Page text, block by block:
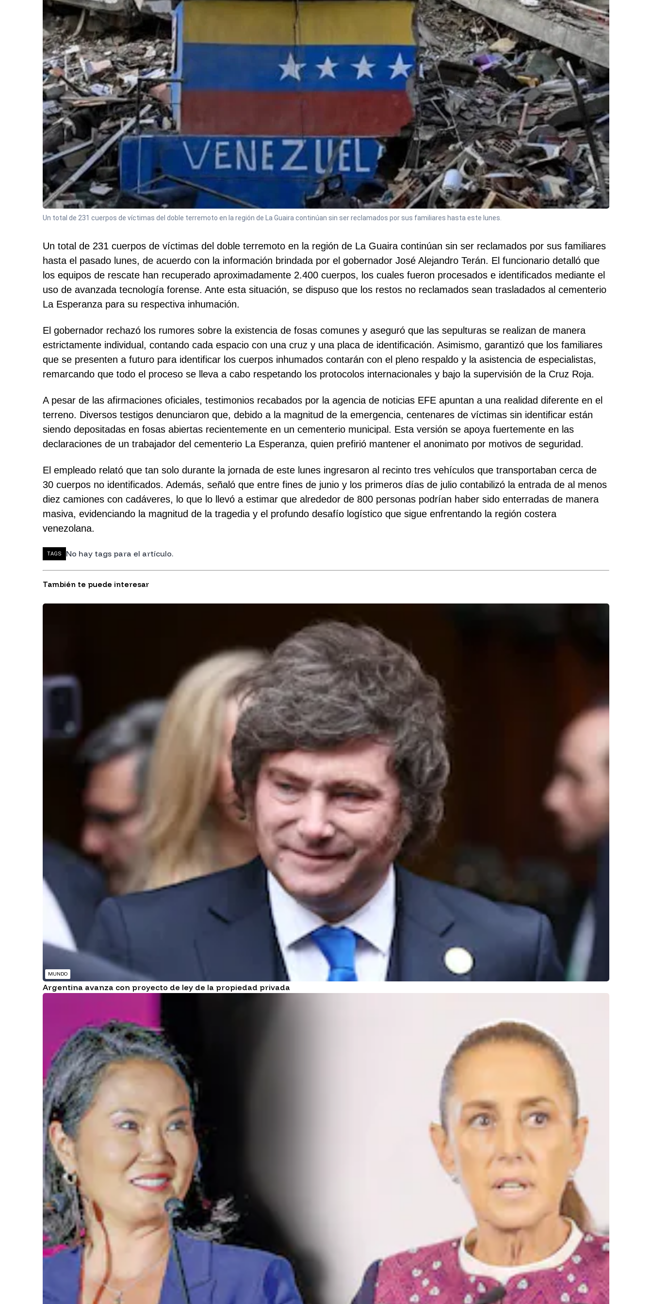
Un total de 231 cuerpos de víctimas del doble terremoto en la región de La Guaira continúan sin ser reclamados por sus familiares hasta este lunes.
Un total de 231 cuerpos de víctimas del doble terremoto en la región de La Guaira continúan sin ser reclamados por sus familiares
hasta el pasado lunes, de acuerdo con la información brindada por el gobernador José Alejandro Terán. El funcionario detalló que
los equipos de rescate han recuperado aproximadamente 2.400 cuerpos, los cuales fueron procesados e identificados mediante el
uso de avanzada tecnología forense. Ante esta situación, se dispuso que los restos no reclamados sean trasladados al cementerio
La Esperanza para su respectiva inhumación.
El gobernador rechazó los rumores sobre la existencia de fosas comunes y aseguró que las sepulturas se realizan de manera
estrictamente individual, contando cada espacio con una cruz y una placa de identificación. Asimismo, garantizó que los familiares
que se presenten a futuro para identificar los cuerpos inhumados contarán con el pleno respaldo y la asistencia de especialistas,
remarcando que todo el proceso se lleva a cabo respetando los protocolos internacionales y bajo la supervisión de la Cruz Roja.
A pesar de las afirmaciones oficiales, testimonios recabados por la agencia de noticias EFE apuntan a una realidad diferente en el
terreno. Diversos testigos denunciaron que, debido a la magnitud de la emergencia, centenares de víctimas sin identificar están
siendo depositadas en fosas abiertas recientemente en un cementerio municipal. Esta versión se apoya fuertemente en las
declaraciones de un trabajador del cementerio La Esperanza, quien prefirió mantener el anonimato por motivos de seguridad.
El empleado relató que tan solo durante la jornada de este lunes ingresaron al recinto tres vehículos que transportaban cerca de
30 cuerpos no identificados. Además, señaló que entre fines de junio y los primeros días de julio contabilizó la entrada de al menos
diez camiones con cadáveres, lo que lo llevó a estimar que alrededor de 800 personas podrían haber sido enterradas de manera
masiva, evidenciando la magnitud de la tragedia y el profundo desafío logístico que sigue enfrentando la región costera
venezolana.
TAGS No hay tags para el artículo.
También te puede interesar
MUNDO
Argentina avanza con proyecto de ley de la propiedad privada